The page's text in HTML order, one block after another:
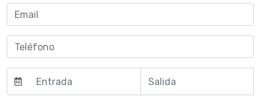
Agosto
lun mar mié jue vie sáb m
Agosto
lun r é jue vie b m